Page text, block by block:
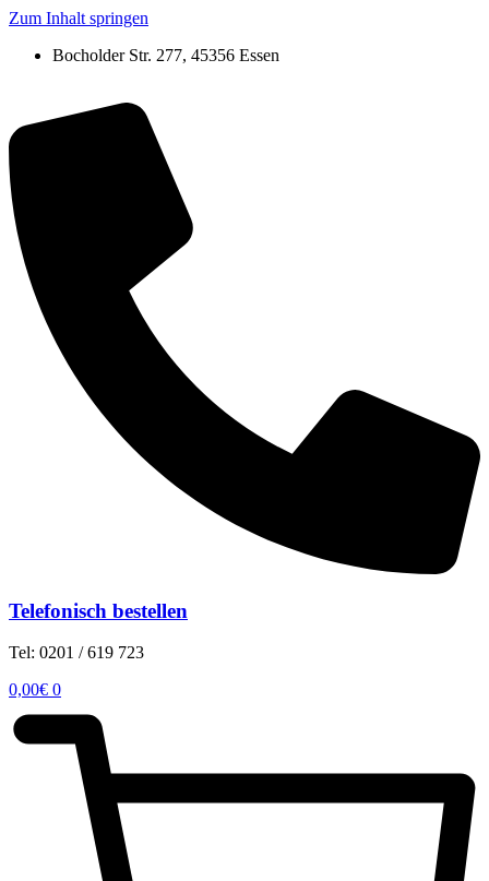
Zum Inhalt springen
Bocholder Str. 277, 45356 Essen
Telefonisch bestellen
Tel: 0201 / 619 723
0,00€ 0